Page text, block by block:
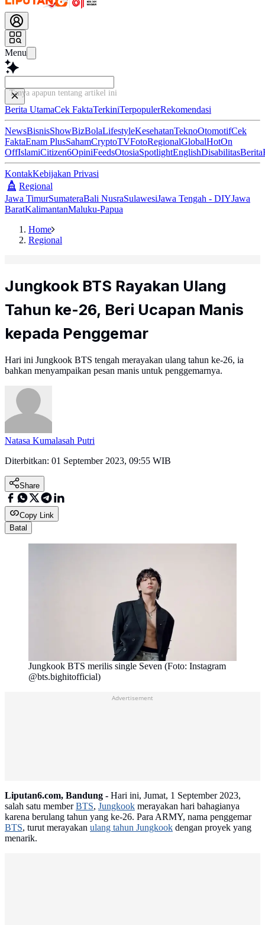
Menu
Tanya apapun tentang artikel ini...
Berita UtamaCek FaktaTerkiniTerpopulerRekomendasi
NewsBisnisShowBizBolaLifestyleKesehatanTeknoOtomotifCek
FaktaEnam PlusSahamCryptoTVFotoRegionalGlobalHotOn
OffIslamiCitizen6OpiniFeedsOtosiaSpotlightEnglishDisabilitasBerita
KontakKebijakan Privasi
Regional
Jawa TimurSumateraBali NusraSulawesiJawa Tengah - DIYJawa
BaratKalimantanMaluku-Papua
Home
Regional
Jungkook BTS Rayakan Ulang
Tahun ke-26, Beri Ucapan Manis
kepada Penggemar
Hari ini Jungkook BTS tengah merayakan ulang tahun ke-26, ia
bahkan menyampaikan pesan manis untuk penggemarnya.
Natasa Kumalasah Putri
Diterbitkan: 01 September 2023, 09:55 WIB
Share
Copy Link
Batal
Jungkook BTS merilis single Seven (Foto: Instagram
@bts.bighitofficial)
Advertisement
Liputan6.com, Bandung - Hari ini, Jumat, 1 September 2023,
salah satu memberBTS, Jungkook merayakan hari bahagianya
karena berulang tahun yang ke-26. Para ARMY, nama penggemar
BTS, turut merayakan ulang tahun Jungkook dengan proyek yang
menarik.